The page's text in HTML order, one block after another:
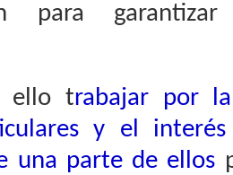
para
ello trabajar por
y el
una parte de ellos